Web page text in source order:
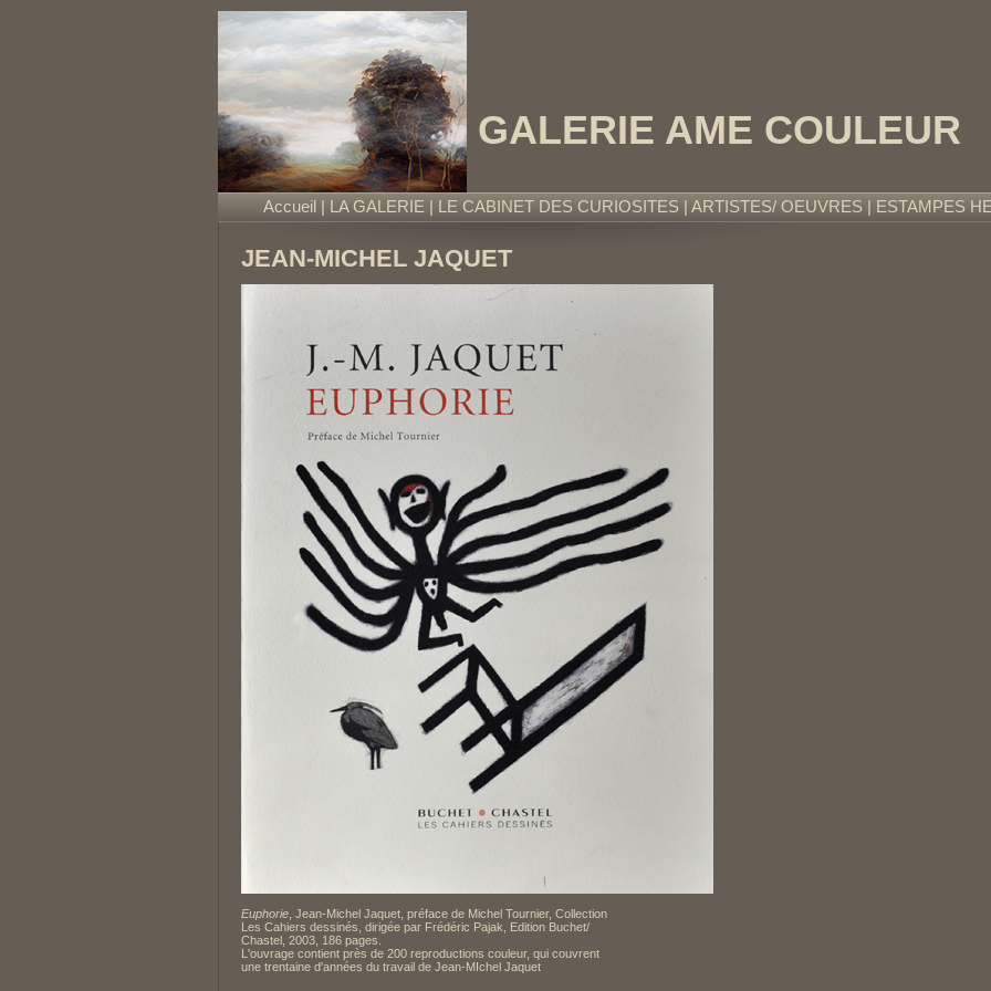
GALERIE AME COULEUR
Accueil | LA GALERIE | LE CABINET DES CURIOSITES | ARTISTES/ OEUVRES | ESTAMPES
JEAN-MICHEL JAQUET
Euphorie , Jean-Michel Jaquet, préface de Michel Tournier, Collection
Les Cahiers dessinés, dirigée par Frédéric Pajak, Edition Buchet/
Chastel, 2003, 186 pages.
L'ouvrage contient près de 200 reproductions couleur, qui couvrent
une trentaine d'années du travail de Jean-MIchel Jaquet